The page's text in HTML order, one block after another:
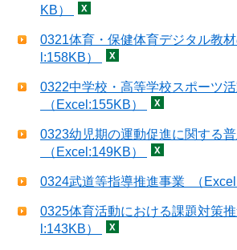
KB）
0321体育・保健体育デジタル教
l:158KB）
0322中学校・高等学校スポーツ
（Excel:155KB）
0323幼児期の運動促進に関する
（Excel:149KB）
0324武道等指導推進事業 （
0325体育活動における課題対策
l:143KB）